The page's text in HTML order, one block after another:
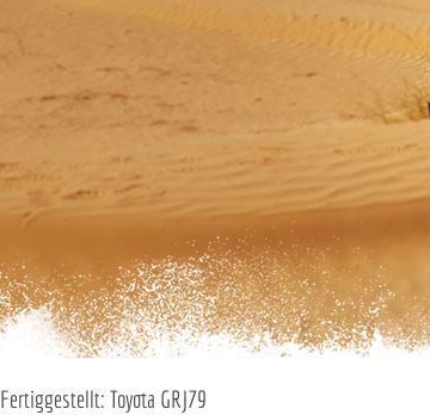
Fertiggestellt: Toyota GRJ79